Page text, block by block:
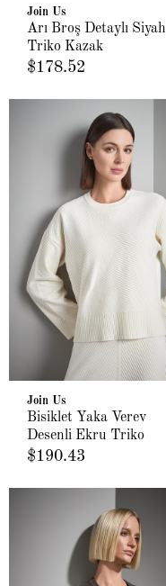
Join Us
Arı Broş Detaylı Siyah
Triko Kazak
$178.52
Join Us
Bisiklet Yaka Verev
Desenli Ekru Triko
Kazak
$190.43